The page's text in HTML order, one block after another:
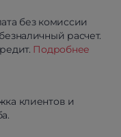
без комиссии
расчет.
Подробнее
клиентов и